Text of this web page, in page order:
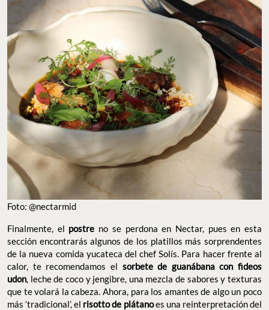
Foto: @nectarmid
Finalmente, el postre no se perdona en Nectar, pues en esta
sección encontrarás algunos de los platillos más sorprendentes
de la nueva comida yucateca del chef Solís. Para hacer frente al
calor, te recomendamos el sorbete de guanábana con fideos
udon, leche de coco y jengibre, una mezcla de sabores y texturas
que te volará la cabeza. Ahora, para los amantes de algo un poco
más ‘tradicional’, el risotto de plátanoes una reinterpretación del